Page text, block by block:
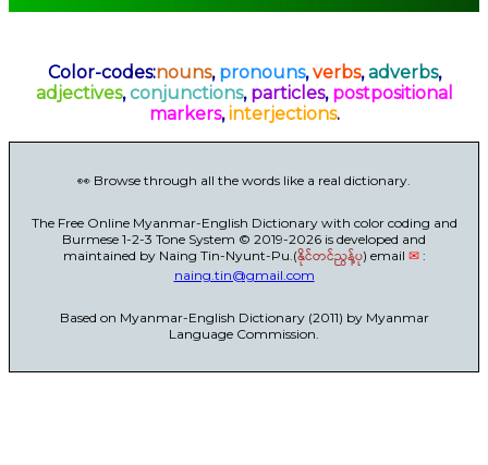
Color-codes:nouns, pronouns,verbs,adverbs,
adjectives,conjunctions, particles, postpositional
markers,interjections.
👀 Browse through all the words like a real dictionary.
The Free Online Myanmar-English Dictionary with color coding and
Burmese 1-2-3 Tone System © 2019-2026 is developed and
maintained by Naing Tin-Nyunt-Pu.(နိုင်တင်ညွန့်ပု) email ✉:
naing.tin@gmail.com
Based on Myanmar-English Dictionary (2011) by Myanmar
Language Commission.